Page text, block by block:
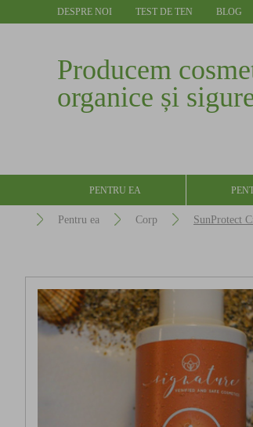
DESPRE NOI TEST DE TEN BLOG
Producem
organice și
PENTRU EA
Pentru ea Corp SunProtect